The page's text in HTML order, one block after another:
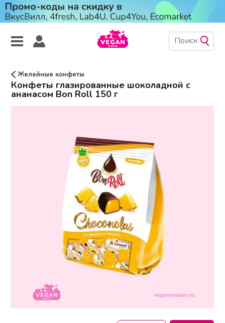
Желейные конфеты
Конфеты глазированные шоколадной с
ананасом Bon Roll 150 г